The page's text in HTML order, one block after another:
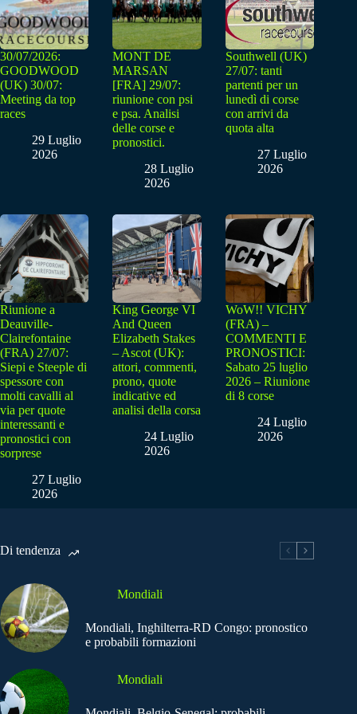
30/07/2026:
GOODWOOD
(UK) 30/07:
Meeting da top
races
29 Luglio
2026
MONT DE
MARSAN
[FRA] 29/07:
riunione con psi
e psa. Analisi
delle corse e
pronostici.
28 Luglio
2026
Southwell (UK)
27/07: tanti
partenti per un
lunedì di corse
con arrivi da
quota alta
27 Luglio
2026
Riunione a
Deauville-
Clairefontaine
(FRA) 27/07:
Siepi e Steeple di
spessore con
molti cavalli al
via per quote
interessanti e
pronostici con
sorprese
27 Luglio
2026
King George VI
And Queen
Elizabeth Stakes
– Ascot (UK):
attori, commenti,
prono, quote
indicative ed
analisi della corsa
24 Luglio
2026
WoW!! VICHY
(FRA) –
COMMENTI E
PRONOSTICI:
Sabato 25 luglio
2026 – Riunione
di 8 corse
24 Luglio
2026
Di tendenza
Mondiali
Mondiali, Inghilterra-RD Congo: pronostico
e probabili formazioni
Mondiali